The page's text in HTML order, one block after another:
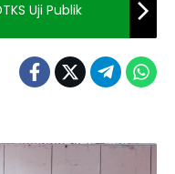
Uji Publik